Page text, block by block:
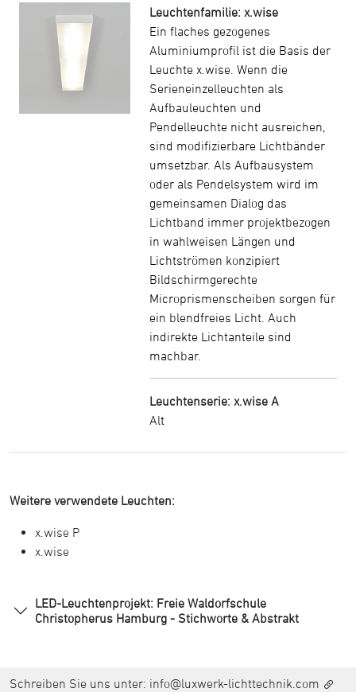
Leuchtenfamilie: x.wise
Ein flaches gezogenes
Aluminiumprofil ist die Basis der
Leuchte x.wise. Wenn die
Serieneinzelleuchten als
Aufbauleuchten und
Pendelleuchte nicht ausreichen,
sind modifizierbare Lichtbänder
umsetzbar. Als Aufbausystem
oder als Pendelsystem wird im
gemeinsamen Dialog das
Lichtband immer projektbezogen
in wahlweisen Längen und
Lichtströmen konzipiert
Bildschirmgerechte
Microprismenscheiben sorgen für
ein blendfreies Licht. Auch
indirekte Lichtanteile sind
machbar.
Leuchtenserie: x.wise A
Alt
Weitere verwendete Leuchten:
x.wise P
x.wise
LED-Leuchtenprojekt: Freie Waldorfschule
Christopherus Hamburg - Stichworte & Abstrakt
Schreiben Sie uns unter: info@luxwerk-lichttechnik.com